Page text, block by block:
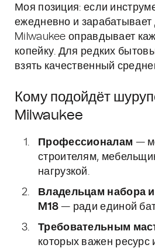
Моя позиция: если
ежедневно и
Milwaukee оправдывает
копейку. Для редких
взять качественный
Кому подойдёт
Milwaukee
Профессионалам —
строителям,
нагрузкой.
Владельцам набора
M18— ради единой
Требовательным
которых важен ресурс